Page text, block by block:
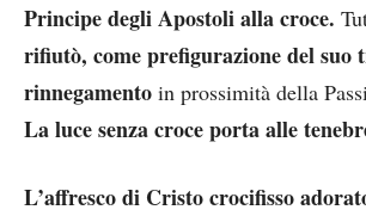
Principe degli Apostoli alla croce.
rifiutò, come prefigurazione del suo
rinnegamento in prossimità della
La luce senza croce porta alle
L’affresco di Cristo crocifisso